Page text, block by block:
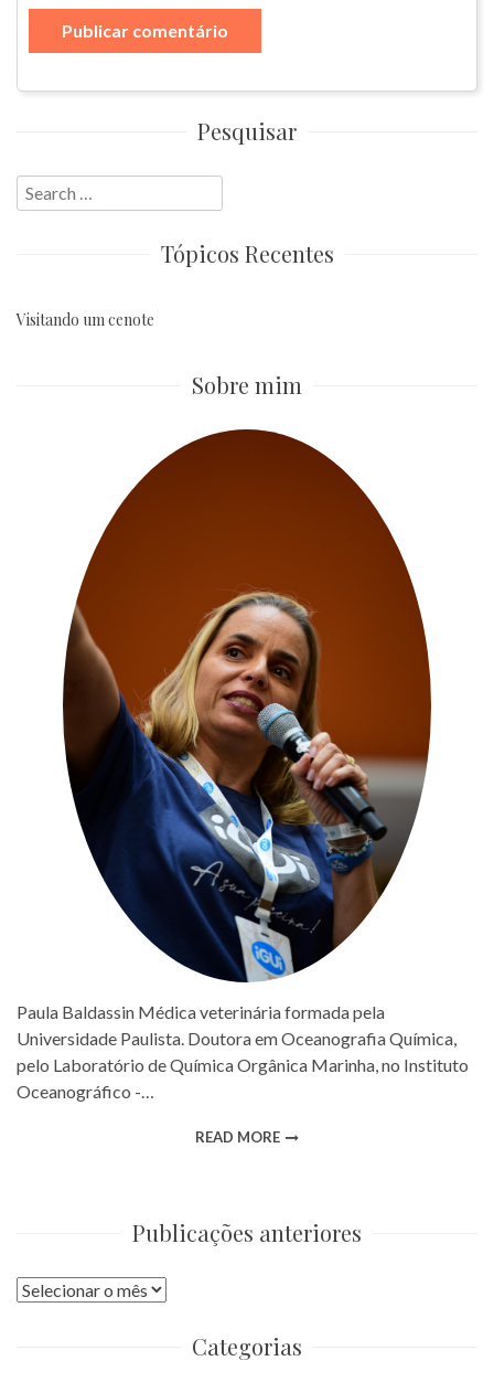
Pesquisar
Search
for:
Tópicos Recentes
Visitando um cenote
Sobre mim
Paula Baldassin Médica veterinária formada pela
Universidade Paulista. Doutora em Oceanografia Química,
pelo Laboratório de Química Orgânica Marinha, no Instituto
Oceanográfico -…
READ MORE
Publicações anteriores
Publicações
Categorias